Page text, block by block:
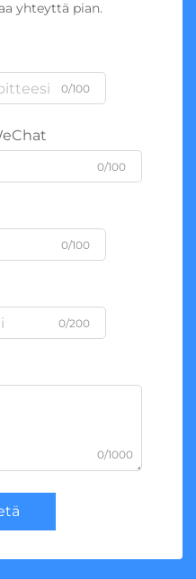
yhteyttä pian.
0/100
0/100
0/100
0/200
0/1000